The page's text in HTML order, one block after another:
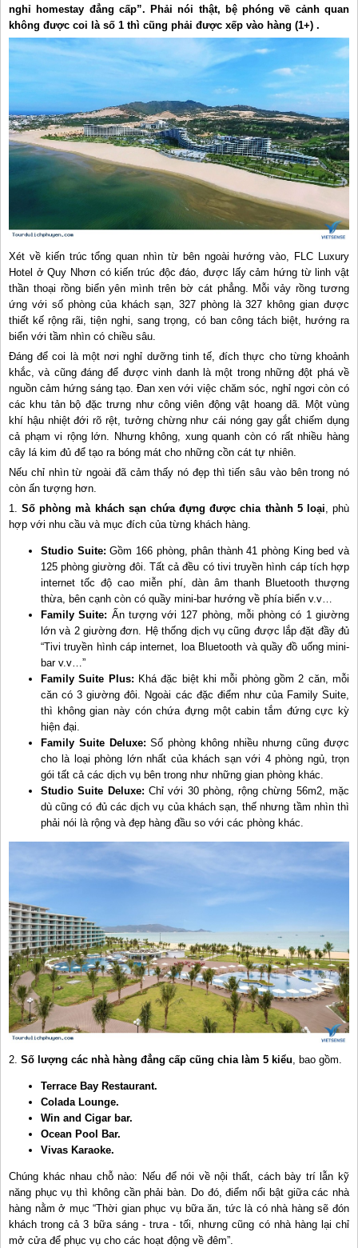
nghỉ homestay đẳng cấp”. Phải nói thật, bệ phóng về cảnh quan
không được coi là số 1 thì cũng phải được xếp vào hàng (1+) .
Xét về kiến trúc tổng quan nhìn từ bên ngoài hướng vào, FLC Luxury
Hotel ở Quy Nhơn có kiến trúc độc đáo, được lấy cảm hứng từ linh vật
thần thoại rồng biển yên mình trên bờ cát phẳng. Mỗi vảy rồng tương
ứng với số phòng của khách sạn, 327 phòng là 327 không gian được
thiết kế rộng rãi, tiện nghi, sang trọng, có ban công tách biệt, hướng ra
biển với tầm nhìn có chiều sâu.
Đáng để coi là một nơi nghỉ dưỡng tinh tế, đích thực cho từng khoảnh
khắc, và cũng đáng để được vinh danh là một trong những đột phá về
nguồn cảm hứng sáng tạo. Đan xen với việc chăm sóc, nghỉ ngơi còn có
các khu tản bộ đặc trưng như công viên động vật hoang dã. Một vùng
khí hậu nhiệt đới rõ rệt, tưởng chừng như cái nóng gay gắt chiếm dụng
cả phạm vi rộng lớn. Nhưng không, xung quanh còn có rất nhiều hàng
cây lá kim đủ để tạo ra bóng mát cho những cồn cát tự nhiên.
Nếu chỉ nhìn từ ngoài đã cảm thấy nó đẹp thì tiến sâu vào bên trong nó
còn ấn tượng hơn.
1.Số phòng mà khách sạn chứa đựng được chia thành 5 loại , phù
hợp với nhu cầu và mục đích của từng khách hàng.
Studio Suite: Gồm 166 phòng, phân thành 41 phòng King bed và
125 phòng giường đôi. Tất cả đều có tivi truyền hình cáp tích hợp
internet tốc độ cao miễn phí, dàn âm thanh Bluetooth thượng
thừa, bên cạnh còn có quầy mini-bar hướng về phía biển v.v…
Family Suite: Ấn tượng với 127 phòng, mỗi phòng có 1 giường
lớn và 2 giường đơn. Hệ thống dịch vụ cũng được lắp đặt đầy đủ
“Tivi truyền hình cáp internet, loa Bluetooth và quầy đồ uống mini-
bar v.v…”
Family Suite Plus: Khá đặc biệt khi mỗi phòng gồm 2 căn, mỗi
căn có 3 giường đôi. Ngoài các đặc điểm như của Family Suite,
thì không gian này cón chứa đựng một cabin tắm đứng cực kỳ
hiện đại.
Family Suite Deluxe: Số phòng không nhiều nhưng cũng được
cho là loại phòng lớn nhất của khách sạn với 4 phòng ngủ, trọn
gói tất cả các dịch vụ bên trong như những gian phòng khác.
Studio Suite Deluxe: Chỉ với 30 phòng, rộng chừng 56m2, mặc
dù cũng có đủ các dịch vụ của khách sạn, thế nhưng tầm nhìn thì
phải nói là rộng và đẹp hàng đầu so với các phòng khác.
2. Số lượng các nhà hàng đẳng cấp cũng chia làm 5 kiểu , bao gồm.
Terrace Bay Restaurant.
Colada Lounge.
Win and Cigar bar.
Ocean Pool Bar.
Vivas Karaoke.
Chúng khác nhau chỗ nào: Nếu để nói về nội thất, cách bày trí lẫn kỹ
năng phục vụ thì không cần phải bàn. Do đó, điểm nổi bật giữa các nhà
hàng nằm ở mục “Thời gian phục vụ bữa ăn, tức là có nhà hàng sẽ đón
khách trong cả 3 bữa sáng - trưa - tối, nhưng cũng có nhà hàng lại chỉ
mở cửa để phục vụ cho các hoạt động về đêm”.